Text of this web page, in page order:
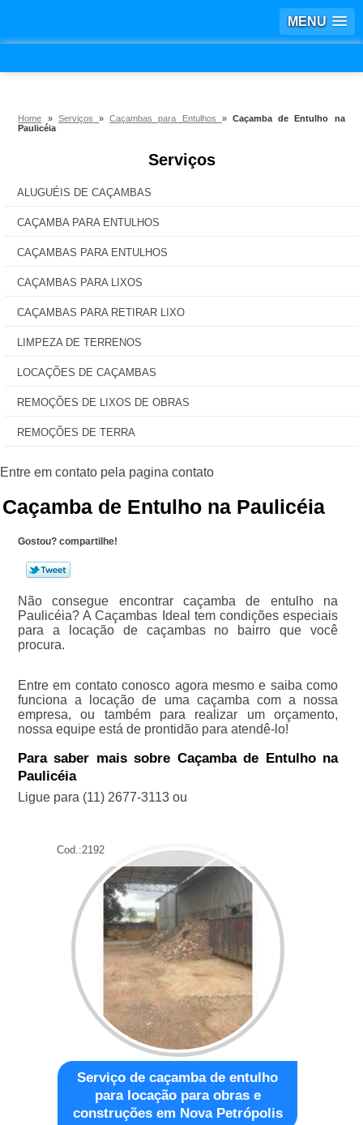
MENU
Home » Serviços »Caçambas para Entulhos »Caçamba de Entulho na
Paulicéia
Serviços
ALUGUÉIS DE CAÇAMBAS
CAÇAMBA PARA ENTULHOS
CAÇAMBAS PARA ENTULHOS
CAÇAMBAS PARA LIXOS
CAÇAMBAS PARA RETIRAR LIXO
LIMPEZA DE TERRENOS
LOCAÇÕES DE CAÇAMBAS
REMOÇÕES DE LIXOS DE OBRAS
REMOÇÕES DE TERRA
Caçamba de Entulho na Paulicéia
Gostou? compartilhe!
Não consegue encontrar caçamba de entulho na
Paulicéia? A Caçambas Ideal tem condições especiais
para a locação de caçambas no bairro que você
procura.
Entre em contato conosco agora mesmo e saiba como
funciona a locação de uma caçamba com a nossa
empresa, ou também para realizar um orçamento,
nossa equipe está de prontidão para atendê-lo!
Para saber mais sobre Caçamba de Entulho na
Paulicéia
Ligue para (11) 2677-3113ou
Cod.:2192
Serviço de caçamba de entulho
para locação para obras e
construções em Nova Petrópolis